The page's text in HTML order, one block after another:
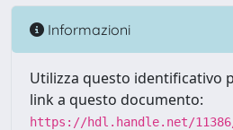
Informazioni
Utilizza questo identificativo
link a questo documento:
https://hdl.handle.net/11386/